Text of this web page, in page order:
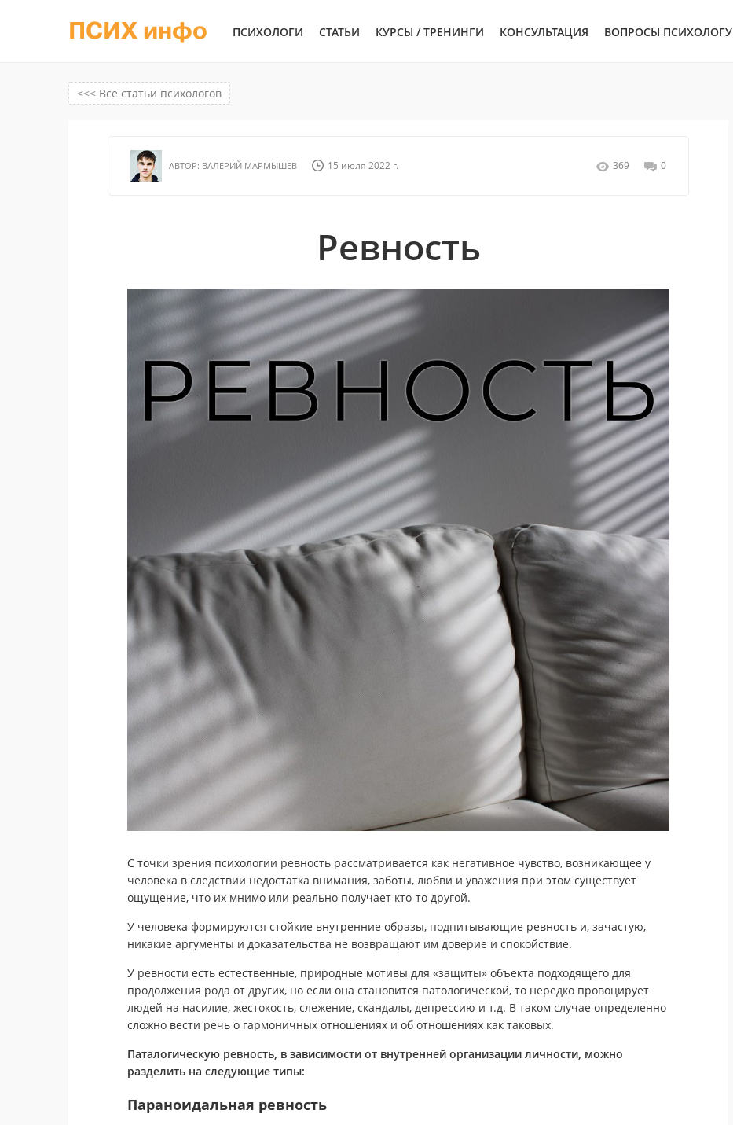
ПСИХ инфо ПСИХОЛОГИ СТАТЬИ КУРСЫ / ТРЕНИНГИ КОНСУЛЬТАЦИЯ ВОПРОСЫ ПСИХОЛОГУ
<<< Все статьи психологов
АВТОР: ВАЛЕРИЙ МАРМЫШЕВ 15 июля 2022 г. 369 0
Ревность
С точки зрения психологии ревность рассматривается как негативное чувство, возникающее у
человека в следствии недостатка внимания, заботы, любви и уважения при этом существует
ощущение, что их мнимо или реально получает кто-то другой.
У человека формируются стойкие внутренние образы, подпитывающие ревность и, зачастую,
никакие аргументы и доказательства не возвращают им доверие и спокойствие.
У ревности есть естественные, природные мотивы для «защиты» объекта подходящего для
продолжения рода от других, но если она становится патологической, то нередко провоцирует
людей на насилие, жестокость, слежение, скандалы, депрессию и т.д. В таком случае определенно
сложно вести речь о гармоничных отношениях и об отношениях как таковых.
Паталогическую ревность, в зависимости от внутренней организации личности, можно
разделить на следующие типы:
Параноидальная ревность